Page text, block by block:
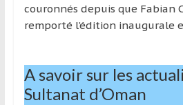
couronnés depuis que Fabian
remporté l’édition inaugurale
A savoir sur les
Sultanat d’Oman